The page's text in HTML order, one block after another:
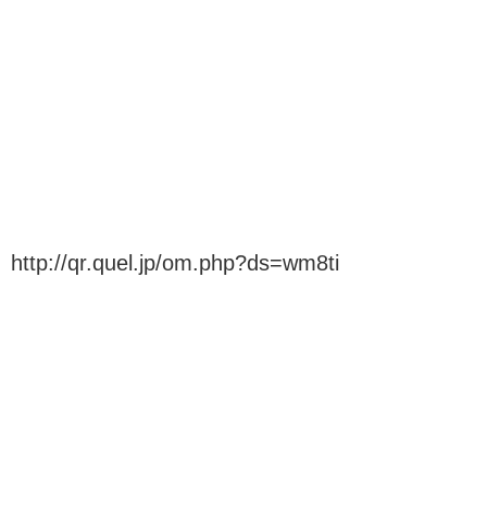
http://qr.quel.jp/om.php?ds=wm8ti